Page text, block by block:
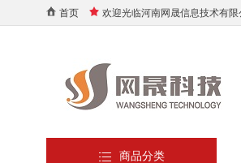
首页 欢迎光临河南网晟信息技术有限
商品分类